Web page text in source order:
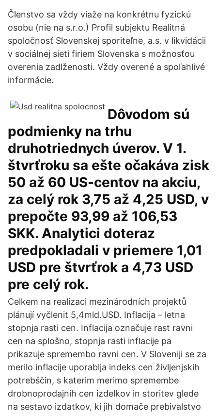
Členstvo sa vždy viaže na konkrétnu fyzickú
osobu (nie na s.r.o.) Profil subjektu Realitná
spoločnosť Slovenskej sporiteľne, a.s. v likvidácii
v sociálnej sieti firiem Slovenska s možnosťou
overenia zadlženosti. Vždy overené a spoľahlivé
informácie.
Dôvodom sú
podmienky na trhu
druhotriednych úverov. V 1.
štvrťroku sa ešte očakáva zisk
50 až 60 US-centov na akciu,
za celý rok 3,75 až 4,25 USD, v
prepočte 93,99 až 106,53
SKK. Analytici doteraz
predpokladali v priemere 1,01
USD pre štvrťrok a 4,73 USD
pre celý rok.
Celkem na realizaci mezinárodních projektů
plánují vyčlenit 5,4mld.USD. Inflacija – letna
stopnja rasti cen. Inflacija označuje rast ravni
cen na splošno, stopnja rasti inflacije pa
prikazuje spremembo ravni cen. V Sloveniji se za
merilo inflacije uporablja indeks cen življenjskih
potrebščin, s katerim merimo spremembe
drobnoprodajnih cen izdelkov in storitev glede
na sestavo izdatkov, ki jih domače prebivalstvo